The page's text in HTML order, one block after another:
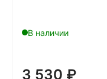
В наличии
3 530 ₽